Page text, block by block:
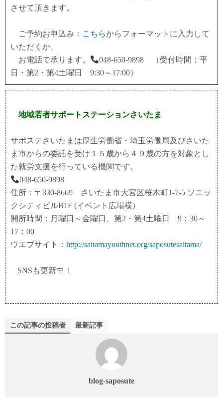
させて頂きます。
ご予約お申込み： こちらからフォーマットに入力して
いただくか、
お電話で承ります。
048-650-9898 （受付時間：平
日・第2・第4土曜日 9:30～17:00）
地域若者サポートステーションさいたま
サポステさいたまは厚生労働省・埼玉労働局及びさいた
ま市からの委託を受け１５歳から４９歳の方を対象とし
た就労支援を行っている機関です。
048-650-9898
住所：〒330-8669 さいたま市大宮区桜木町1-7-5 ソニッ
クシティビルB1F (イベント広場横)
開所時間：月曜日～金曜日、第2・第4土曜日 9：30～
17：00
ウエブサイト： http://saitamayouthnet.org/saposutesaitama/
SNSも更新中！
この記事の投稿者 最新記事
blog-saposute